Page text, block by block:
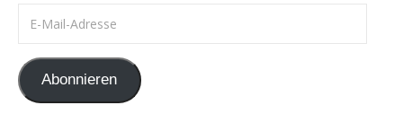
Abonnieren